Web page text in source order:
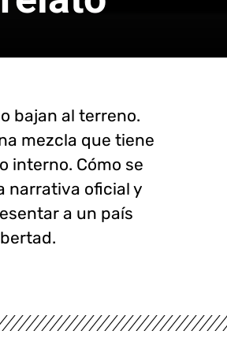
bajan al terreno.
mezcla que tiene
interno. Cómo se
narrativa oficial y
a un país